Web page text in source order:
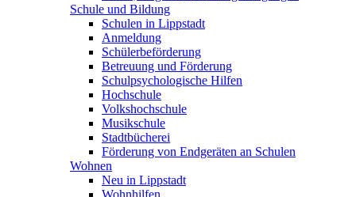
Schule und Bildung
Schulen in Lippstadt
Anmeldung
Schülerbeförderung
Betreuung und Förderung
Schulpsychologische Hilfen
Hochschule
Volkshochschule
Musikschule
Stadtbücherei
Förderung von Endgeräten an Schulen
Wohnen
Neu in Lippstadt
Wohnhilfen